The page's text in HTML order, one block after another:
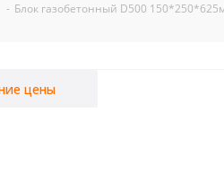
- Блок газобетонный D500
цены